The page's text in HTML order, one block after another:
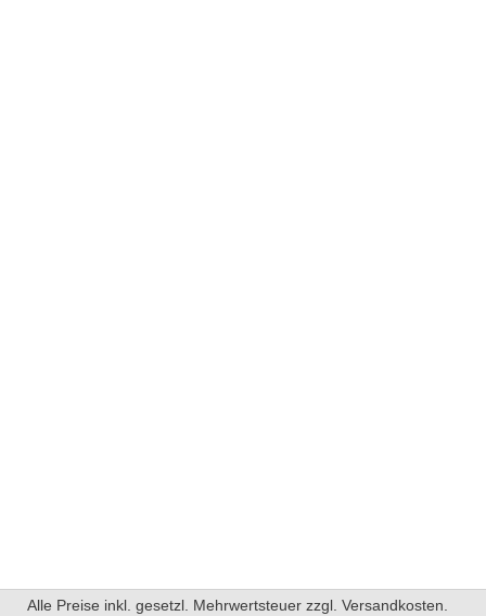
Alle Preise inkl. gesetzl. Mehrwertsteuer zzgl. Versandkosten.